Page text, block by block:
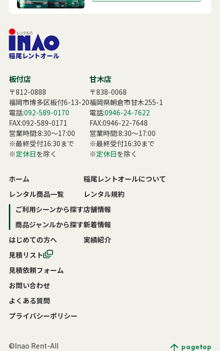
板付店
〒812-0888
福岡市博多区板付6-13-20
電話:092-589-0170
FAX:092-589-0171
営業時間:8:30〜17:00
※最終受付16:30まで
※定休日を除く
甘木店
〒838-0068
福岡県朝倉市甘木255-1
電話:0946-24-7622
FAX:0946-22-7648
営業時間:8:30〜17:00
※最終受付16:30まで
※定休日を除く
ホーム
レンタル商品一覧
ご利用シーンから探す
商品ジャンルから探す
はじめての方へ
稲尾レントオールについて
レンタル規約
店舗情報
新着情報
実績紹介
見積リスト
見積依頼フォーム
お問い合わせ
よくある質問
プライバシーポリシー
©Inao Rent-All